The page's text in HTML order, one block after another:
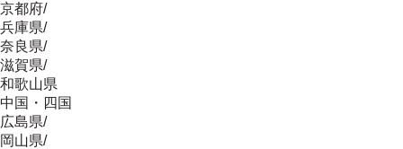
京都府/
兵庫県/
奈良県/
滋賀県/
和歌山県
中国・四国
広島県/
岡山県/